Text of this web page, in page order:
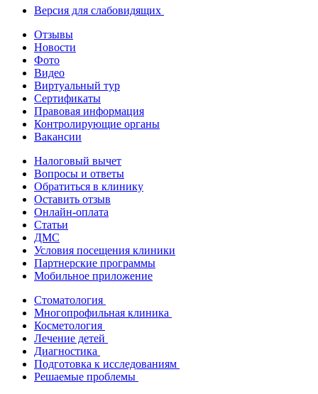
Версия для слабовидящих
Отзывы
Новости
Фото
Видео
Виртуальный тур
Сертификаты
Правовая информация
Контролирующие органы
Вакансии
Налоговый вычет
Вопросы и ответы
Обратиться в клинику
Оставить отзыв
Онлайн-оплата
Статьи
ДМС
Условия посещения клиники
Партнерские программы
Мобильное приложение
Стоматология
Многопрофильная клиника
Косметология
Лечение детей
Диагностика
Подготовка к исследованиям
Решаемые проблемы